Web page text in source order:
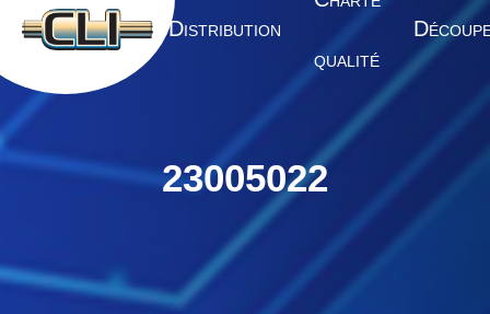
A CCUEIL DISTRIBUTION
QUALITÉ
D
23005022